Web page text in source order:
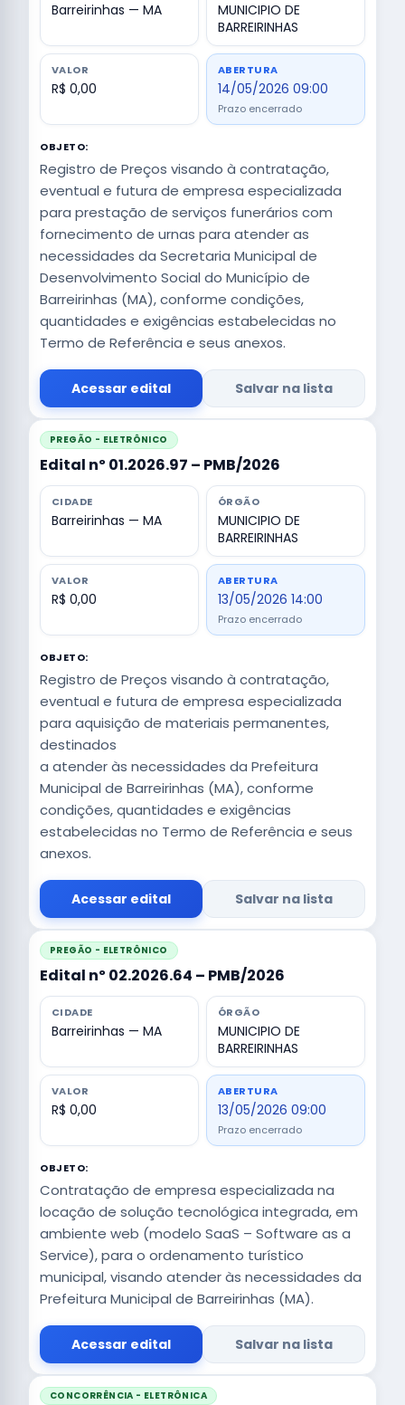
Barreirinhas — MA
MUNICIPIO DE
BARREIRINHAS
VALOR
R$ 0,00
ABERTURA
14/05/2026 09:00
Prazo encerrado
OBJETO:
Registro de Preços visando à contratação,
eventual e futura de empresa especializada
para prestação de serviços funerários com
fornecimento de urnas para atender as
necessidades da Secretaria Municipal de
Desenvolvimento Social do Município de
Barreirinhas (MA), conforme condições,
quantidades e exigências estabelecidas no
Termo de Referência e seus anexos.
Acessar edital Salvar na lista
PREGÃO - ELETRÔNICO
Edital nº 01.2026.97 – PMB/2026
CIDADE
Barreirinhas — MA
ÓRGÃO
MUNICIPIO DE
BARREIRINHAS
VALOR
R$ 0,00
ABERTURA
13/05/2026 14:00
Prazo encerrado
OBJETO:
Registro de Preços visando à contratação,
eventual e futura de empresa especializada
para aquisição de materiais permanentes,
destinados
a atender às necessidades da Prefeitura
Municipal de Barreirinhas (MA), conforme
condições, quantidades e exigências
estabelecidas no Termo de Referência e seus
anexos.
Acessar edital Salvar na lista
PREGÃO - ELETRÔNICO
Edital nº 02.2026.64 – PMB/2026
CIDADE
Barreirinhas — MA
ÓRGÃO
MUNICIPIO DE
BARREIRINHAS
VALOR
R$ 0,00
ABERTURA
13/05/2026 09:00
Prazo encerrado
OBJETO:
Contratação de empresa especializada na
locação de solução tecnológica integrada, em
ambiente web (modelo SaaS – Software as a
Service), para o ordenamento turístico
municipal, visando atender às necessidades da
Prefeitura Municipal de Barreirinhas (MA).
Acessar edital Salvar na lista
CONCORRÊNCIA - ELETRÔNICA